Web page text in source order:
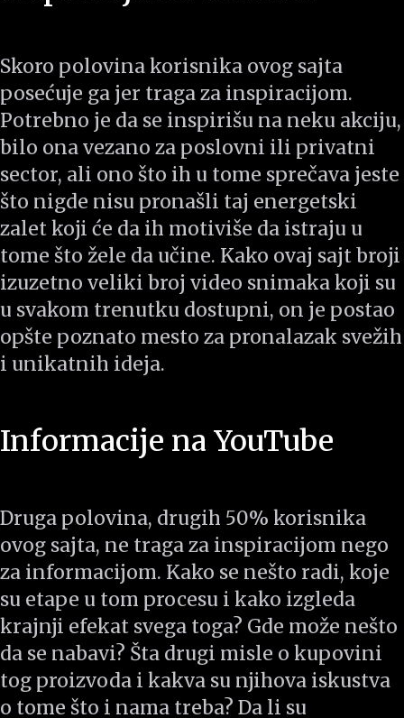
Skoro polovina korisnika ovog sajta
posećuje ga jer traga za inspiracijom.
Potrebno je da se inspirišu na neku akciju,
bilo ona vezano za poslovni ili privatni
sector, ali ono što ih u tome sprečava jeste
što nigde nisu pronašli taj energetski
zalet koji će da ih motiviše da istraju u
tome što žele da učine. Kako ovaj sajt broji
izuzetno veliki broj video snimaka koji su
u svakom trenutku dostupni, on je postao
opšte poznato mesto za pronalazak svežih
i unikatnih ideja.
Informacije na YouTube
Druga polovina, drugih 50% korisnika
ovog sajta, ne traga za inspiracijom nego
za informacijom. Kako se nešto radi, koje
su etape u tom procesu i kako izgleda
krajnji efekat svega toga? Gde može nešto
da se nabavi? Šta drugi misle o kupovini
tog proizvoda i kakva su njihova iskustva
o tome što i nama treba? Da li su